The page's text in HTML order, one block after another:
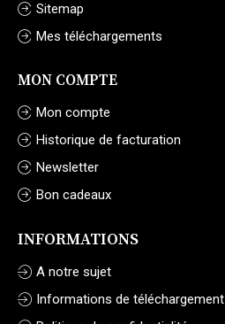
Sitemap
Mes téléchargements
MON COMPTE
Mon compte
Historique de facturation
Newsletter
Bon cadeaux
INFORMATIONS
A notre sujet
Informations de téléchargement